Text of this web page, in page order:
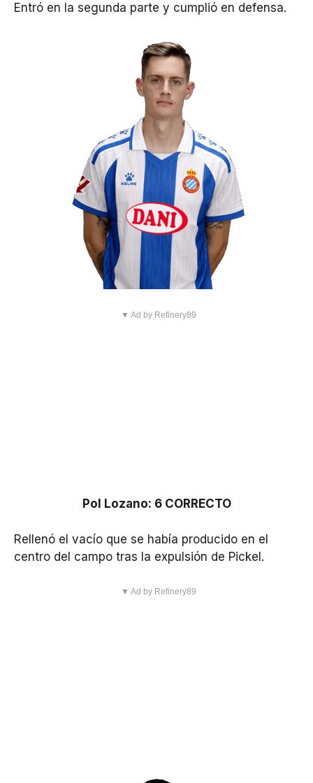
Entró en la segunda parte y cumplió en defensa.
▼ Ad by Refinery89
Pol Lozano: 6 CORRECTO
Rellenó el vacío que se había producido en el
centro del campo tras la expulsión de Pickel.
▼ Ad by Refinery89